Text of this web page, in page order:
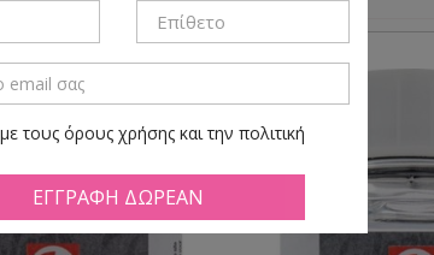
κατά:
τους όρους χρήσης και την πολιτική
να απεγραφείτε ανά πάσα ώρα και στιγμή